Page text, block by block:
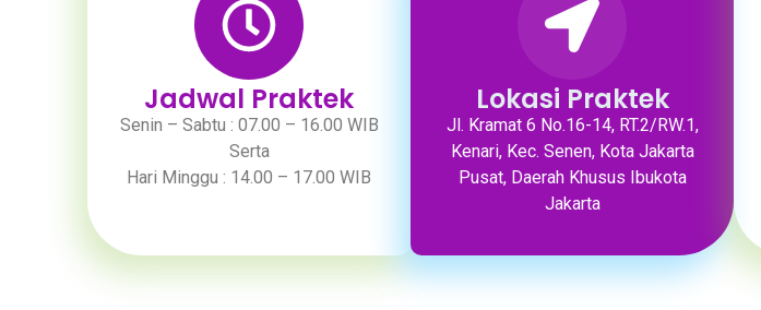
Jadwal Praktek
Senin – Sabtu : 07.00 – 16.00 WIB
Serta
Hari Minggu : 14.00 – 17.00 WIB
Lokasi Praktek
Jl. Kramat 6 No.16-14, RT.2/RW.1,
Kenari, Kec. Senen, Kota Jakarta
Pusat, Daerah Khusus Ibukota
Jakarta